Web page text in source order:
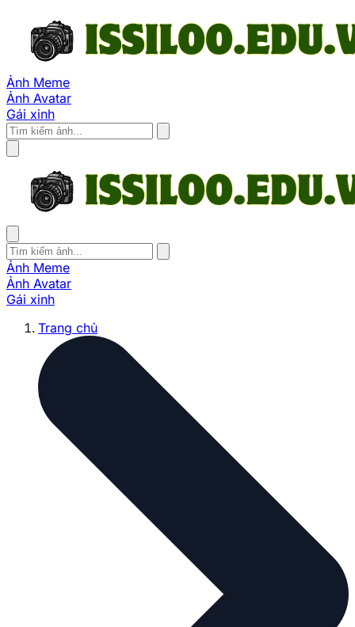
Ảnh Meme
Ảnh Avatar
Gái xinh
Ảnh Meme
Ảnh Avatar
Gái xinh
Trang chủ